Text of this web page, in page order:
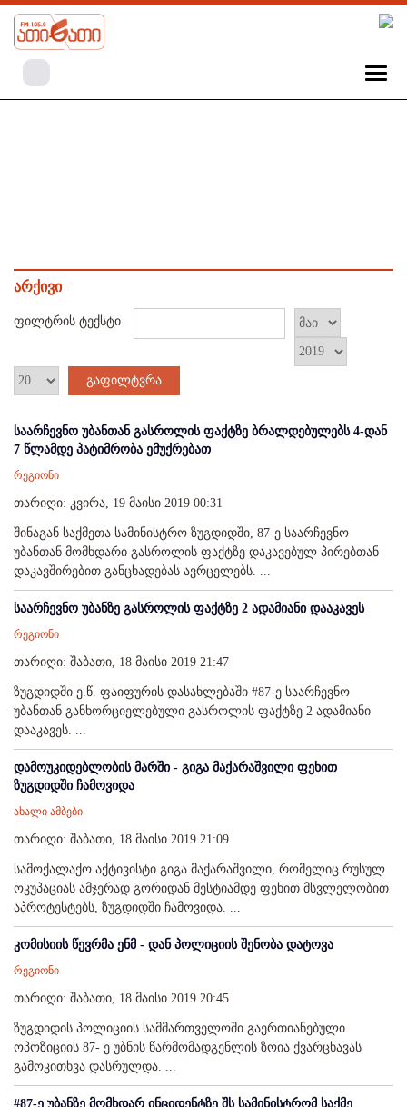
არქივი
ფილტრის ტექსტი
გაფილტვრა
საარჩევნო უბანთან გასროლის ფაქტზე ბრალდებულებს 4-დან
7 წლამდე პატიმრობა ემუქრებათ
რეგიონი
თარიღი: კვირა, 19 მაისი 2019 00:31
შინაგან საქმეთა სამინისტრო ზუგდიდში, 87-ე საარჩევნო
უბანთან მომხდარი გასროლის ფაქტზე დაკავებულ პირებთან
დაკავშირებით განცხადებას ავრცელებს. ...
საარჩევნო უბანზე გასროლის ფაქტზე 2 ადამიანი დააკავეს
რეგიონი
თარიღი: შაბათი, 18 მაისი 2019 21:47
ზუგდიდში ე.წ. ფაიფურის დასახლებაში #87-ე საარჩევნო
უბანთან განხორციელებული გასროლის ფაქტზე 2 ადამიანი
დააკავეს. ...
დამოუკიდებლობის მარში - გიგა მაქარაშვილი ფეხით
ზუგდიდში ჩამოვიდა
ახალი ამბები
თარიღი: შაბათი, 18 მაისი 2019 21:09
სამოქალაქო აქტივისტი გიგა მაქარაშვილი, რომელიც რუსულ
ოკუპაციას ამჯერად გორიდან მესტიამდე ფეხით მსვლელობით
აპროტესტებს, ზუგდიდში ჩამოვიდა. ...
კომისიის წევრმა ენმ - დან პოლიციის შენობა დატოვა
რეგიონი
თარიღი: შაბათი, 18 მაისი 2019 20:45
ზუგდიდის პოლიციის სამმართველოში გაერთიანებული
ოპოზიციის 87- ე უბნის წარმომადგენლის ზოია ქვარცხავას
გამოკითხვა დასრულდა. ...
#87-ე უბანზე მომხდარ ინციდენტზე შს სამინისტრომ საქმე